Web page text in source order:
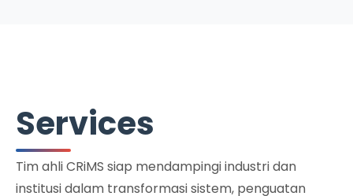
Services
Tim ahli CRiMS siap mendampingi industri dan
institusi dalam transformasi sistem, penguatan